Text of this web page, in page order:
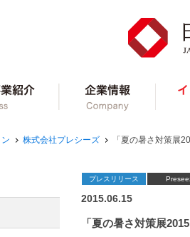
グループ事業紹介 企業情
株式会社プレシーズ 「夏の暑さ対策展
プレスリリース
2015.06.15
「夏の暑さ対策展